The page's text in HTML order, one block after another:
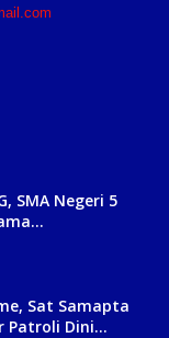
SMA Negeri 5
Sat Samapta
Patroli Dini...